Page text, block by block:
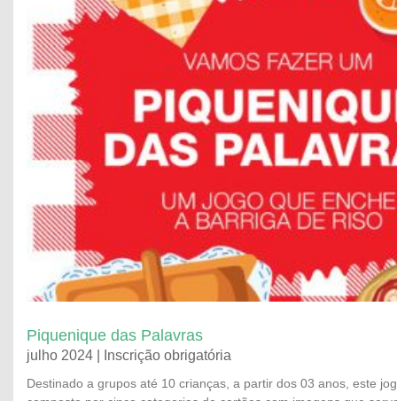
Piquenique das Palavras
julho 2024 | Inscrição obrigatória
Destinado a grupos até 10 crianças, a partir dos 03 anos, este